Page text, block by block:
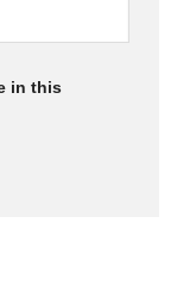
in this